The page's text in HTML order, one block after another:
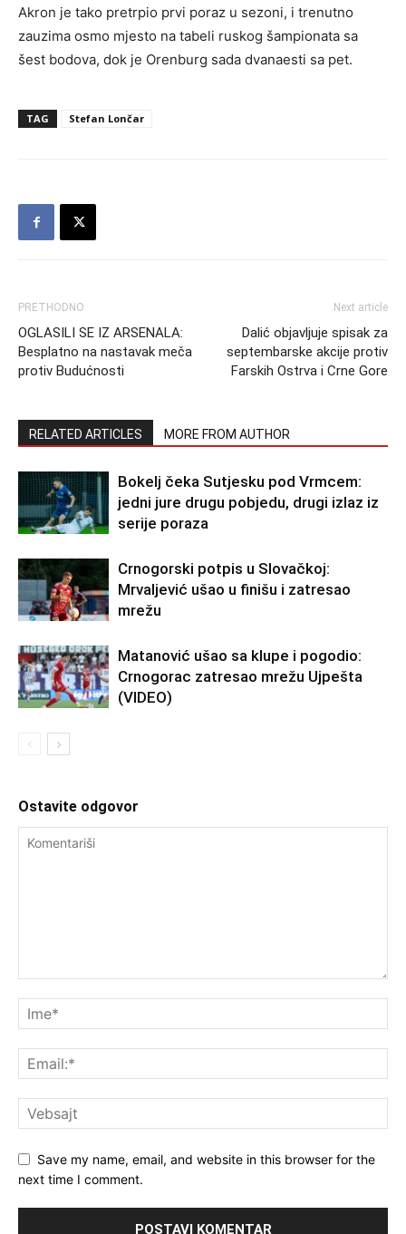
Akron je tako pretrpio prvi poraz u sezoni, i trenutno
zauzima osmo mjesto na tabeli ruskog šampionata sa
šest bodova, dok je Orenburg sada dvanaesti sa pet.
TAG Stefan Lončar
PRETHODNO
OGLASILI SE IZ ARSENALA:
Besplatno na nastavak meča
protiv Budućnosti
Next article
Dalić objavljuje spisak za
septembarske akcije protiv
Farskih Ostrva i Crne Gore
RELATED ARTICLES MORE FROM AUTHOR
Bokelj čeka Sutjesku pod Vrmcem:
jedni jure drugu pobjedu, drugi izlaz iz
serije poraza
Crnogorski potpis u Slovačkoj:
Mrvaljević ušao u finišu i zatresao
mrežu
Matanović ušao sa klupe i pogodio:
Crnogorac zatresao mrežu Ujpešta
(VIDEO)
Ostavite odgovor
Save my name, email, and website in this browser for the
next time I comment.